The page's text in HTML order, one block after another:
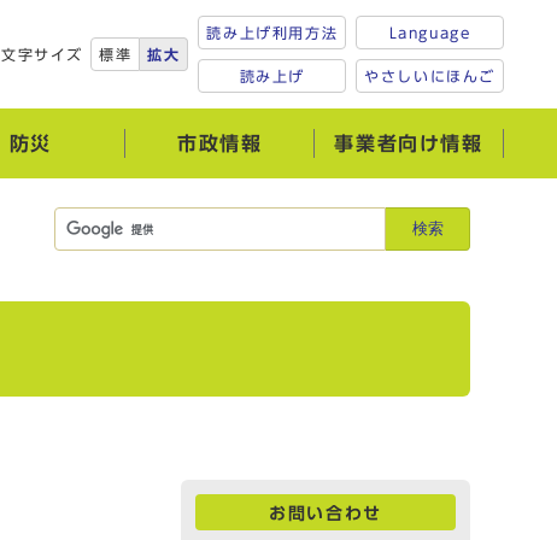
文字サイズ 標準 拡大
読み上げ利用方法
読み上げ
Language
やさしいにほんご
防災 市政情報 事業者向け情報
検索
お問い合わせ